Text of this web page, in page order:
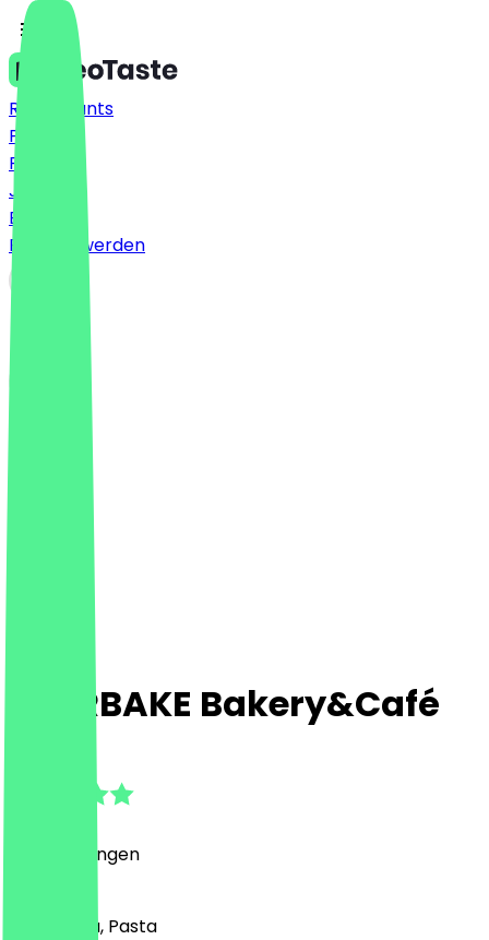
Restaurants
Preise
FAQ
Jobs
Blog
Partner werden
STARBAKE Bakery&Café
Bewertungen
Café, Pizza, Pasta